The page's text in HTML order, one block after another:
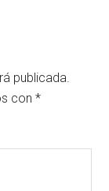
publicada.
con*